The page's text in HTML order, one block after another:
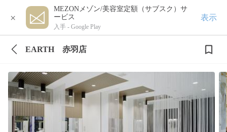
×
MEZONメゾン/美容室定額（サブスク）サ
ービス
入手 - Google Play
表示
EARTH 赤羽店